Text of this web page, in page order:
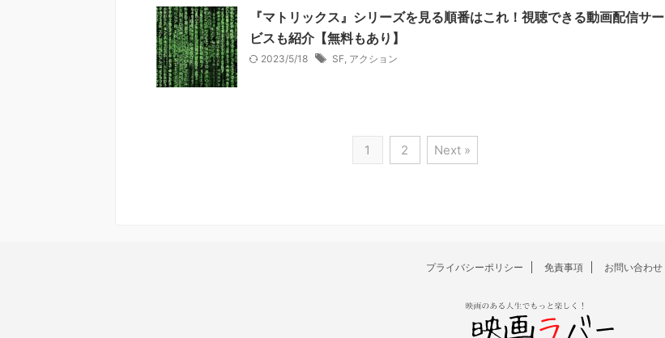
『マトリックス』シリーズを見る順番はこれ！視聴できる動画配信サー
ビスも紹介【無料もあり】
2023/5/18 SF, アクション
1 2 Next »
プライバシーポリシー 免責事項 お問い合わせ